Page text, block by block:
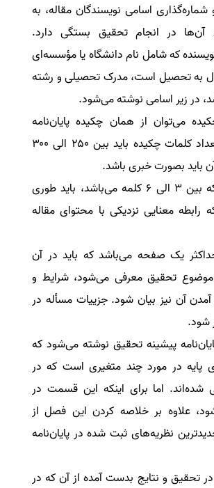
اسامی نویسندگان مقاله، به
آن‌ها در انجام تحقیق بستگی دارد.
که شامل نام دانشگاه یا مؤسسه‌ای
به تحصیل است، مدرک تحصیلی و رشته
در زیر اسامی نوشته می‌شود.
می‌توان از همان چکیده پایان‌نامه
استفاده کرد. تعداد کلمات چکیده باید بین ۲۵۰ الی ۳۰۰
باید بصورت خبری باشد.
کلمات کلیدی که بین ۳ الی ۶ کلمه می‌باشد، باید طوری
رابطه معنایی نزدیکی با محتوای مقاله
یک صفحه می‌باشد که باید در آن
موضوع تحقیق معرفی می‌شود، شرایط و
آن نیز بیان شود. جزییات مسأله در
شود.
پیشینه تحقیق نوشته می‌شود که
پایه در مورد چند متغیری است که در
شده‌اند. اما برای اینکه این قسمت در
علاوه بر خلاصه کردن این فصل از
نظریه‌های ثبت شده در پایان‌نامه
تحقیق و نتایج بدست آمده از آن که در